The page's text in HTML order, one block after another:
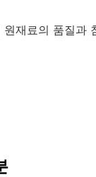
재료의 품질과